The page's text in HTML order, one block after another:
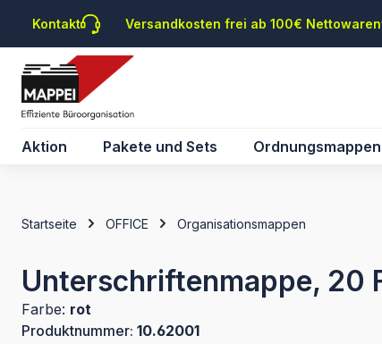
Hauptinhalt springen
Zur Suche springen
Zur Hauptnavigation springen
Kontakt Versandkosten frei ab 100€
Aktion Pakete und Sets Ordnungsmappen
Startseite OFFICE Organisationsmappen
Unterschriftenmappe, 20
Farbe: rot
Produktnummer: 10.62001